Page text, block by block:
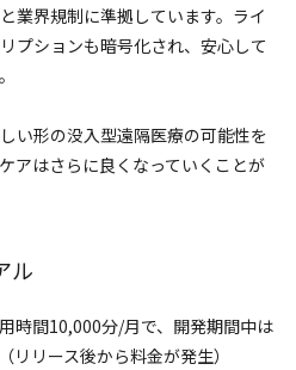
業界規制に準拠しています。ライ
プションも暗号化され、安心して
い形の没入型遠隔医療の可能性を
アはさらに良くなっていくことが
ル
時間10,000分/月で、開発期間中は
リース後から料金が発生）